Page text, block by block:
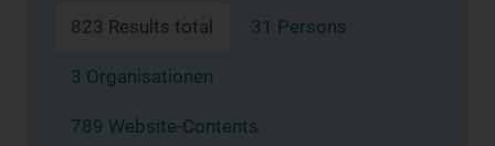
823 Results total 31 Persons
3 Organisationen
789 Website-Contents